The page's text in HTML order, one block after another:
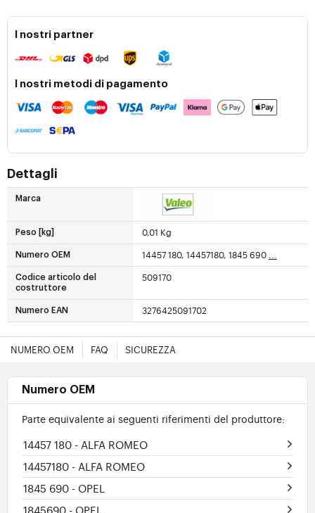
I nostri partner
I nostri metodi di pagamento
Dettagli
Marca
Peso [kg] 0,01 Kg
Numero OEM 14457 180, 14457180, 1845 690 ...
Codice articolo del
costruttore
509170
Numero EAN 3276425091702
NUMERO OEM FAQ SICUREZZA
Numero OEM
Parte equivalente ai seguenti riferimenti del produttore:
14457 180 - ALFA ROMEO
14457180 - ALFA ROMEO
1845 690 - OPEL